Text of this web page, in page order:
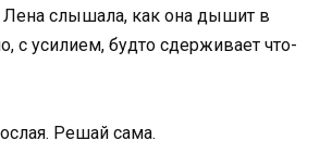
Лена слышала, как она дышит в
с усилием, будто сдерживает что-
Решай сама.